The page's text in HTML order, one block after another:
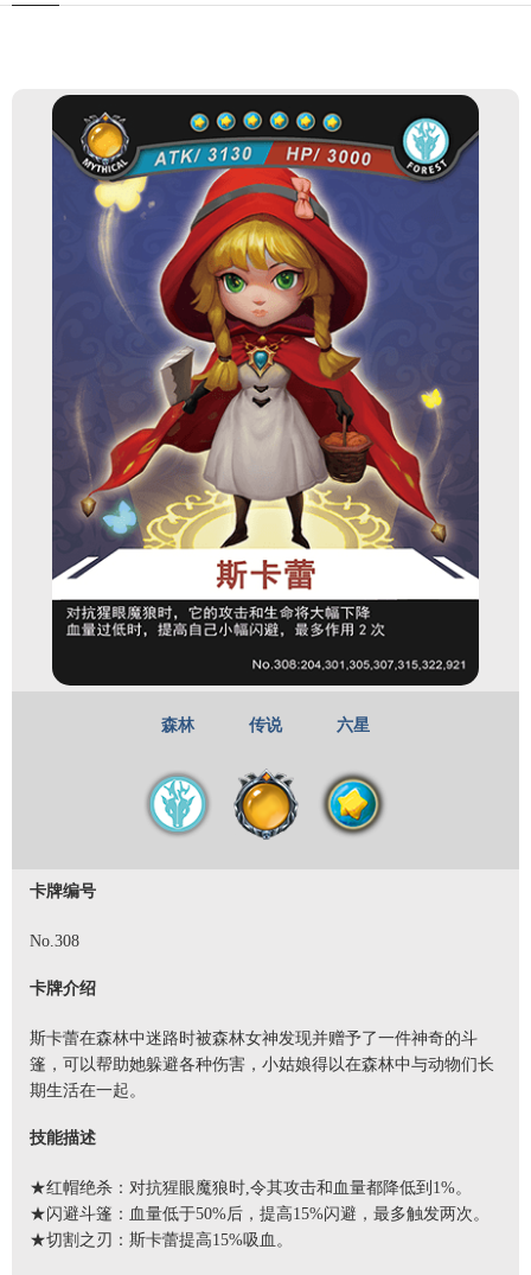
森林 传说 六星
卡牌编号
No.308
卡牌介绍
斯卡蕾在森林中迷路时被森林女神发现并赠予了一件神奇的斗
篷，可以帮助她躲避各种伤害，小姑娘得以在森林中与动物们长
期生活在一起。
技能描述
★红帽绝杀：对抗猩眼魔狼时,令其攻击和血量都降低到1%。
★闪避斗篷：血量低于50%后，提高15%闪避，最多触发两次。
★切割之刃：斯卡蕾提高15%吸血。